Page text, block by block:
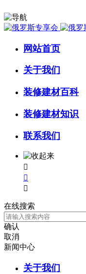
网站首页
关于我们
装修建材百科
装修建材知识
联系我们



在线搜索
确认
取消
新闻中心
关于我们